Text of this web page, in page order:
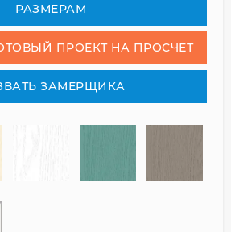
РАЗМЕРАМ
ПРОЕКТ НА ПРОСЧЕТ
ЗАМЕРЩИКА